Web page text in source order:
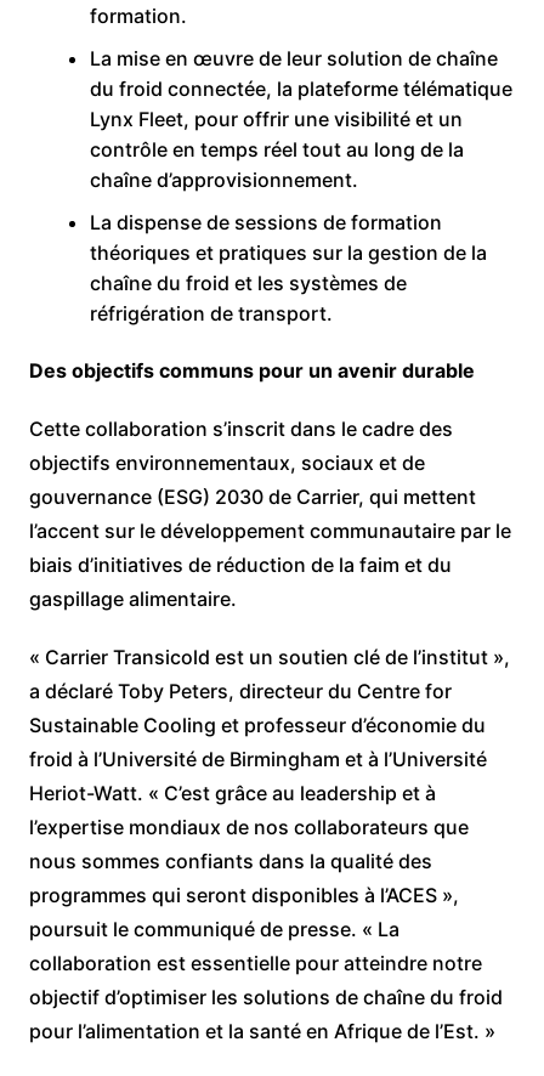
formation.
La mise en œuvre de leur solution de chaîne
du froid connectée, la plateforme télématique
Lynx Fleet, pour offrir une visibilité et un
contrôle en temps réel tout au long de la
chaîne d’approvisionnement.
La dispense de sessions de formation
théoriques et pratiques sur la gestion de la
chaîne du froid et les systèmes de
réfrigération de transport.
Des objectifs communs pour un avenir durable
Cette collaboration s’inscrit dans le cadre des
objectifs environnementaux, sociaux et de
gouvernance (ESG) 2030 de Carrier, qui mettent
l’accent sur le développement communautaire par le
biais d’initiatives de réduction de la faim et du
gaspillage alimentaire.
« Carrier Transicold est un soutien clé de l’institut »,
a déclaré Toby Peters, directeur du Centre for
Sustainable Cooling et professeur d’économie du
froid à l’Université de Birmingham et à l’Université
Heriot-Watt. « C’est grâce au leadership et à
l’expertise mondiaux de nos collaborateurs que
nous sommes confiants dans la qualité des
programmes qui seront disponibles à l’ACES »,
poursuit le communiqué de presse. « La
collaboration est essentielle pour atteindre notre
objectif d’optimiser les solutions de chaîne du froid
pour l’alimentation et la santé en Afrique de l’Est. »